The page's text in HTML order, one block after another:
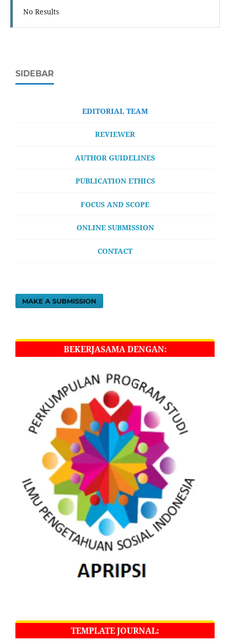
No Results
SIDEBAR
EDITORIAL TEAM
REVIEWER
AUTHOR GUIDELINES
PUBLICATION ETHICS
FOCUS AND SCOPE
ONLINE SUBMISSION
CONTACT
MAKE A SUBMISSION
BEKERJASAMA DENGAN:
TEMPLATE JOURNAL: